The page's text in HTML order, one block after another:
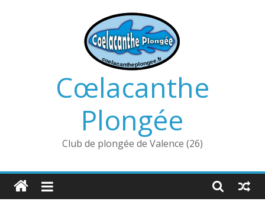
Cœlacanthe
Plongée
Club de plongée de Valence (26)